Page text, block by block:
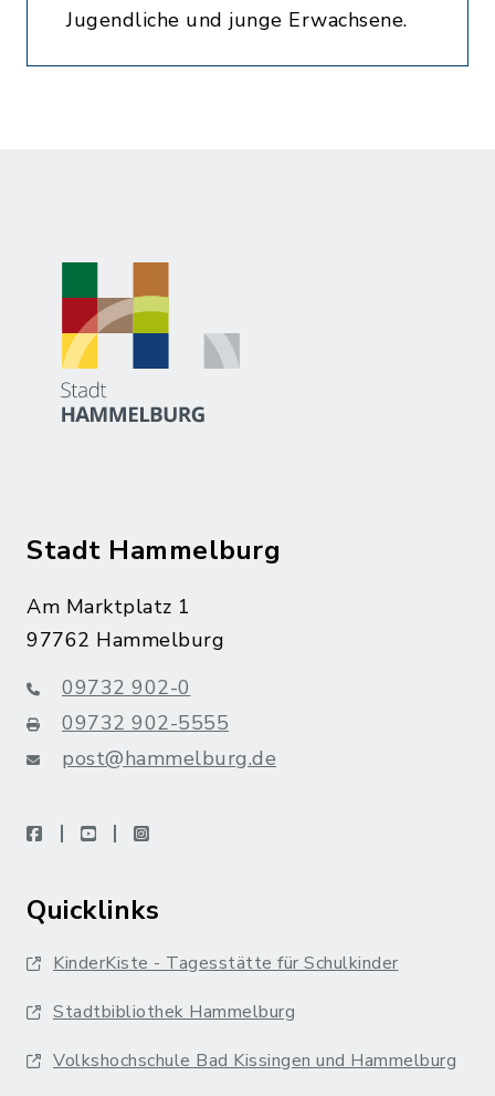
Jugendliche und junge Erwachsene.
Stadt Hammelburg
Am Marktplatz 1
97762 Hammelburg
09732 902-0
09732 902-5555
post@hammelburg.de
facebookyoutubeinstagram
Quicklinks
KinderKiste - Tagesstätte für Schulkinder
Stadtbibliothek Hammelburg
Volkshochschule Bad Kissingen und Hammelburg